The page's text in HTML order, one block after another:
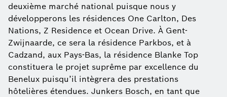
deuxième marché national puisque nous y
développerons les résidences One Carlton, Des
Nations, Z Residence et Ocean Drive. À Gent-
Zwijnaarde, ce sera la résidence Parkbos, et à
Cadzand, aux Pays-Bas, la résidence Blanke Top
constituera le projet suprême par excellence du
Benelux puisqu’il intègrera des prestations
hôtelières étendues. Junkers Bosch, en tant que